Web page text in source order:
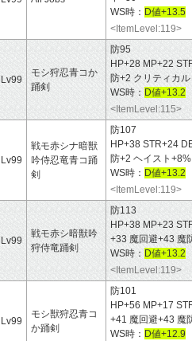
WS時： D値+13.5
<ItemLevel:119>
Lv99
モシ狩忍青コか
踊剣
防95
HP+28 MP+22
防+2 クリティカ
WS時： D値+13.2
<ItemLevel:115>
Lv99
戦モ赤シナ暗獣
吟侍忍竜青コ踊
剣
防107
HP+38 STR+24
防+2 ヘイスト
WS時： D値+13.2
<ItemLevel:119>
Lv99
戦モ赤シ暗獣吟
狩侍竜踊剣
防113
HP+38 MP+23
+33 魔回避+43 魔
WS時： D値+13.2
<ItemLevel:119>
Lv99
モシ獣狩忍青コ
か踊剣
防101
HP+56 MP+17
+41 魔回避+43 魔
WS時： D値+12.9